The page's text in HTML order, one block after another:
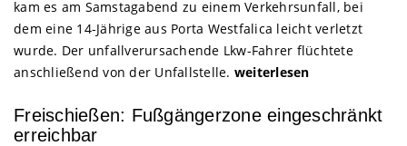
kam es am Samstagabend zu einem Verkehrsunfall, bei
dem eine 14-Jährige aus Porta Westfalica leicht verletzt
wurde. Der unfallverursachende Lkw-Fahrer flüchtete
anschließend von der Unfallstelle. weiterlesen
Freischießen: Fußgängerzone eingeschränkt
erreichbar